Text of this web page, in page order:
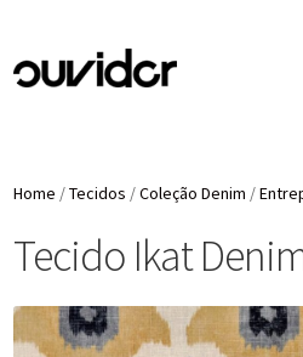
Home /Tecidos /Coleção Denim /
Tecido Ikat